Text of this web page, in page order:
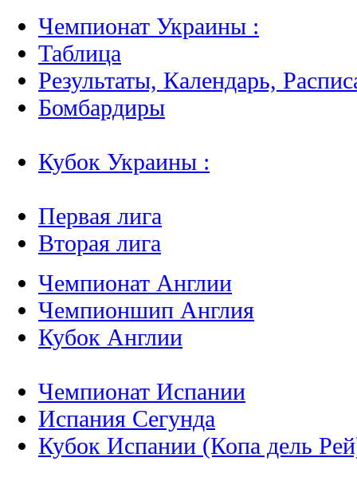
Чемпионат Украины :
Таблица
Результаты, Календарь,
Бомбардиры
Кубок Украины :
Первая лига
Вторая лига
Чемпионат Англии
Чемпионшип Англия
Кубок Англии
Чемпионат Испании
Испания Сегунда
Кубок Испании (Копа дель